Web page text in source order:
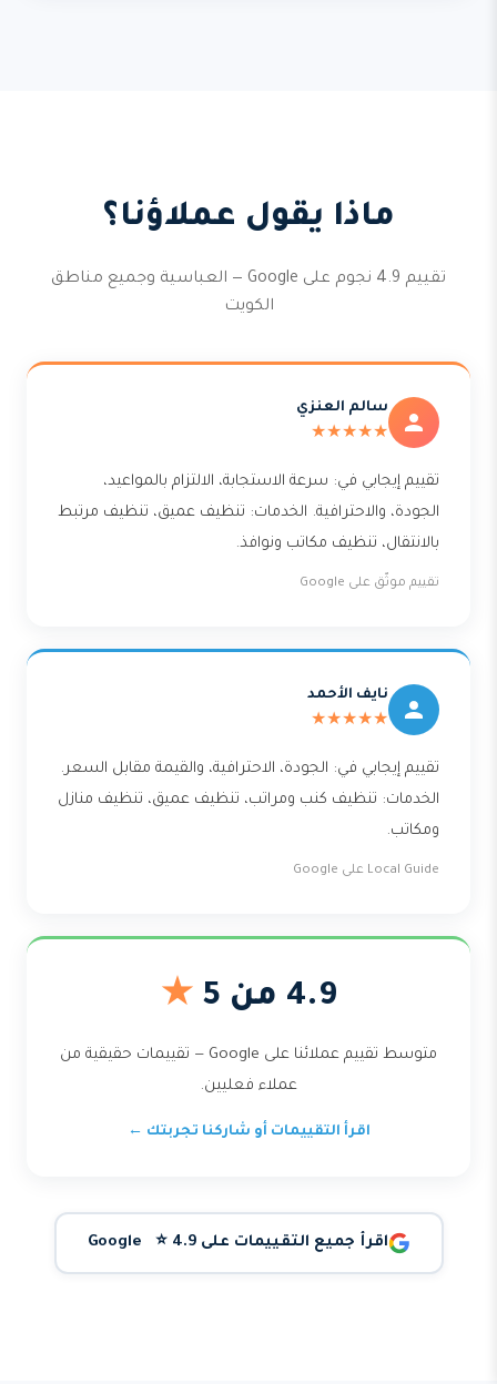
ماذا يقول عملاؤنا؟
تقييم 4.9 نجوم على Google — العباسية وجميع مناطق
الكويت
سالم العنزي
★★★★★
تقييم إيجابي في: سرعة الاستجابة، الالتزام بالمواعيد،
الجودة، والاحترافية. الخدمات: تنظيف عميق، تنظيف مرتبط
بالانتقال، تنظيف مكاتب ونوافذ.
تقييم موثّق على Google
نايف الأحمد
★★★★★
تقييم إيجابي في: الجودة، الاحترافية، والقيمة مقابل السعر.
الخدمات: تنظيف كنب ومراتب، تنظيف عميق، تنظيف منازل
ومكاتب.
Local Guide على Google
4.9 من 5 ★
متوسط تقييم عملائنا على Google — تقييمات حقيقية من
عملاء فعليين.
اقرأ التقييمات أو شاركنا تجربتك ←
اقرأ جميع التقييمات على Google ⭐ 4.9